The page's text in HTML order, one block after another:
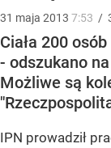
31 maja 2013 7:53 /
Ciała 200
- odszukano
Możliwe są
IPN prowadził